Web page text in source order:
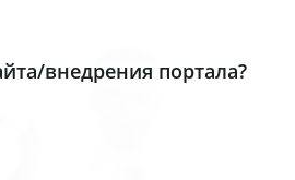
собственную
внедрения портала?
партнера для создания